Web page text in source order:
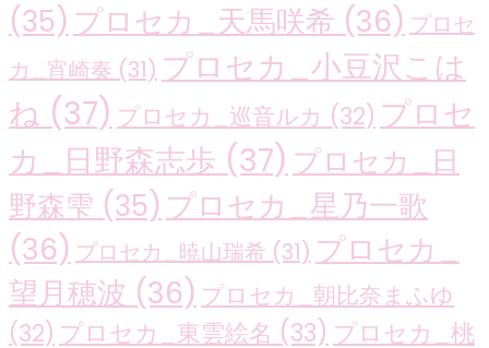
(35) プロセカ_天馬咲希 (36) プロセ
カ_宵崎奏 (31) プロセカ_小豆沢こは
ね (37) プロセカ_巡音ルカ (32) プロセ
カ_日野森志歩 (37) プロセカ_日
野森雫 (35) プロセカ_星乃一歌
(36) プロセカ_暁山瑞希 (31) プロセカ_
望月穂波 (36) プロセカ_朝比奈まふゆ
(32) プロセカ_東雲絵名 (33) プロセカ_桃